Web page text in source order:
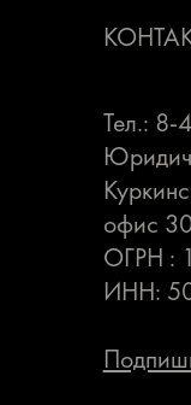
Тел.: 8-
офис
ОГРН :
ИНН: